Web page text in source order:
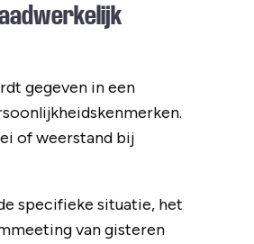
gegeven in een
of weerstand bij
specifieke situatie, het
van gisteren